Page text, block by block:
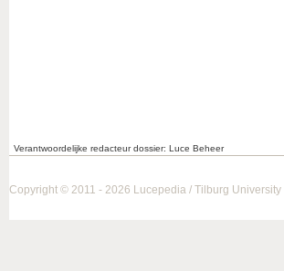
Verantwoordelijke redacteur dossier: Luce Beheer
Copyright © 2011 - 2026 Lucepedia / Tilburg University |